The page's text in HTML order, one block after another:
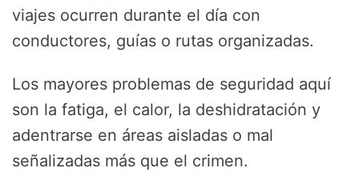
viajes ocurren durante el día con
conductores, guías o rutas organizadas.
Los mayores problemas de seguridad aquí
son la fatiga, el calor, la deshidratación y
adentrarse en áreas aisladas o mal
señalizadas más que el crimen.